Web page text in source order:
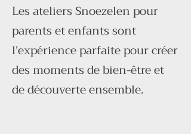
Les ateliers Snoezelen pour
parents et enfants sont
l'expérience parfaite pour créer
des moments de bien-être et
de découverte ensemble.